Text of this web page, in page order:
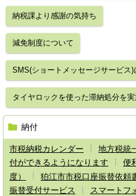
納税課より感謝の気持ち
減免制度について
SMS(ショートメッセージサービス
タイヤロックを使った滞納処分を
納付
市税納税カレンダー
地方税統
付ができるようになります
便
度）
狛江市市税口座振替依頼
振替受付サービス
スマートフ